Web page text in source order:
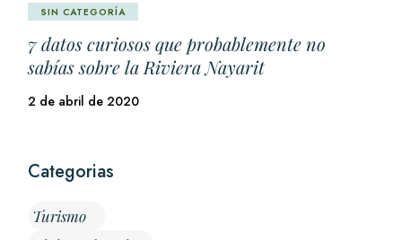
SIN CATEGORÍA
7 datos curiosos que probablemente no
sabías sobre la Riviera Nayarit
2 de abril de 2020
Categorias
Turismo